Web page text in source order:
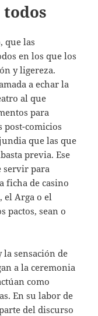
que las
en los que los
y ligereza.
a echar la
al que
para
post-comicios
que las que
previa. Ese
servir para
ficha de casino
el Arga o el
pactos, sean o
la sensación de
a la ceremonia
como
En su labor de
del discurso